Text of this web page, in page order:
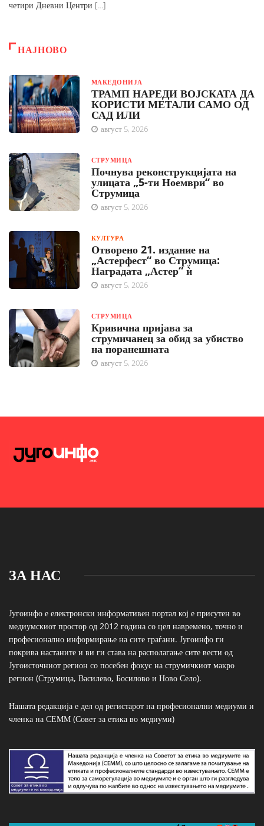
четири Дневни Центри […]
НАЈНОВО
МАКЕДОНИЈА
ТРАМП НАРЕДИ ВОЈСКАТА ДА
КОРИСТИ МЕТАЛИ САМО ОД
САД ИЛИ
август 5, 2026
СТРУМИЦА
Почнува реконструкцијата на
улицата „5-ти Ноември“ во
Струмица
август 5, 2026
КУЛТУРА
Отворено 21. издание на
„Астерфест“ во Струмица:
Наградата „Астер“ ѝ
август 5, 2026
СТРУМИЦА
Кривична пријава за
струмичанец за обид за убиство
на поранешната
август 5, 2026
ЗА НАС
Југоинфо е електронски информативен портал кој е присутен во
медиумскиот простор од 2012 година со цел навремено, точно и
професионално информирање на сите граѓани. Југоинфо ги
покрива настаните и ви ги става на располагање сите вести од
Југоисточниот регион со посебен фокус на струмичкиот макро
регион (Струмица, Василево, Босилово и Ново Село).
Нашата редакција е дел од регистарот на професионални медиуми и
членка на СЕММ (Совет за етика во медиуми)